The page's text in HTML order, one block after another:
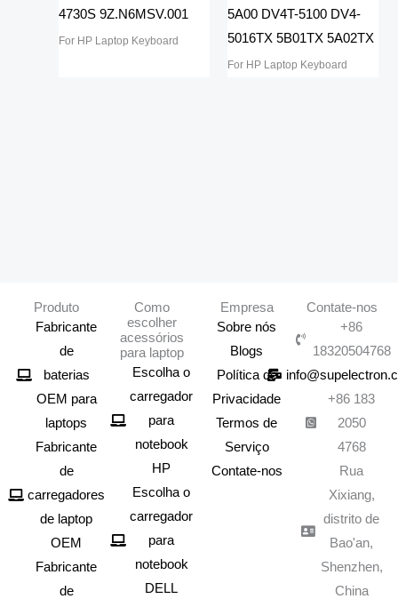
4730S 9Z.N6MSV.001
For HP Laptop Keyboard
5A00 DV4T-5100 DV4-
5016TX 5B01TX 5A02TX
For HP Laptop Keyboard
Produto
Fabricante
de
baterias
OEM para
laptops
Fabricante
de
carregadores
de laptop
OEM
Fabricante
de
Como
escolher
acessórios
para laptop
Escolha o
carregador
para
notebook
HP
Escolha o
carregador
para
notebook
DELL
Empresa
Sobre nós
Blogs
Política de
Privacidade
Termos de
Serviço
Contate-nos
Contate-nos
+86
18320504768
+86 183
2050
4768
Rua
Xixiang,
distrito de
Bao'an,
Shenzhen,
China